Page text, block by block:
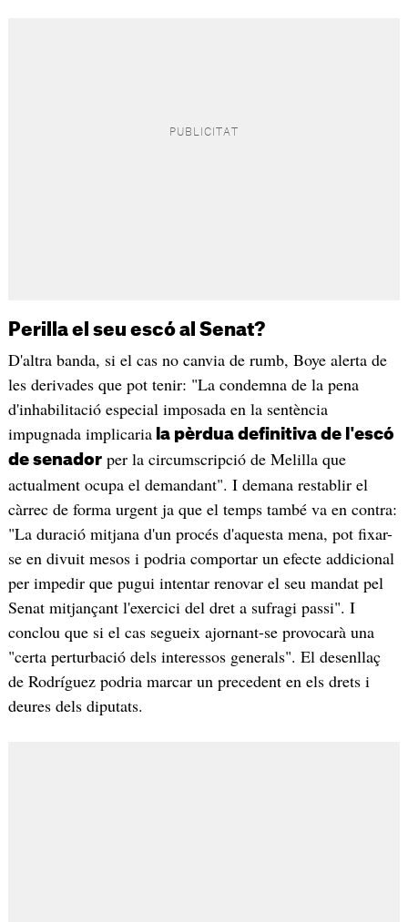
Perilla el seu escó al Senat?
D'altra banda, si el cas no canvia de rumb, Boye alerta de
les derivades que pot tenir: "La condemna de la pena
d'inhabilitació especial imposada en la sentència
impugnada implicariala pèrdua definitiva de l'escó
de senadorper la circumscripció de Melilla que
actualment ocupa el demandant". I demana restablir el
càrrec de forma urgent ja que el temps també va en contra:
"La duració mitjana d'un procés d'aquesta mena, pot fixar-
se en divuit mesos i podria comportar un efecte addicional
per impedir que pugui intentar renovar el seu mandat pel
Senat mitjançant l'exercici del dret a sufragi passi". I
conclou que si el cas segueix ajornant-se provocarà una
"certa perturbació dels interessos generals". El desenllaç
de Rodríguez podria marcar un precedent en els drets i
deures dels diputats.